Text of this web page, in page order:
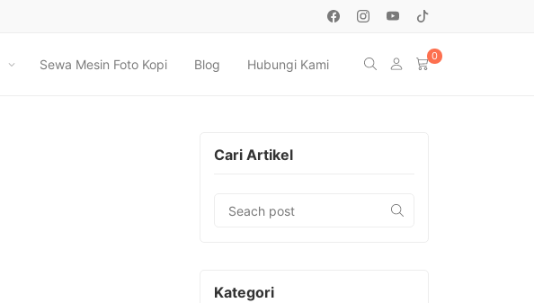
Sewa Mesin Foto Kopi Blog Hubungi Kami
0
Cari Artikel
Kategori